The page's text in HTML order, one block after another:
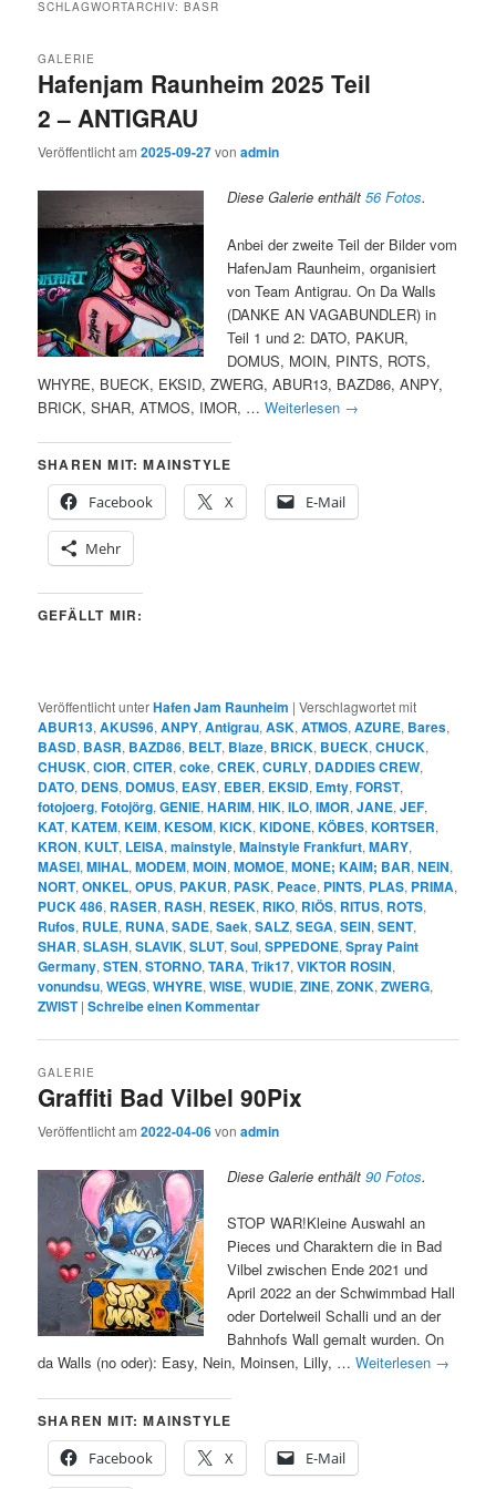
SCHLAGWORTARCHIV:BASR
Hafenjam Raunheim 2025 Teil
2 – ANTIGRAU
GALERIE
Veröffentlicht am2025-09-27vonadmin
Diese Galerie enthält56 Fotos.
Anbei der zweite Teil der Bilder vom
HafenJam Raunheim, organisiert
von Team Antigrau. On Da Walls
(DANKE AN VAGABUNDLER) in
Teil 1 und 2: DATO, PAKUR,
DOMUS, MOIN, PINTS, ROTS,
WHYRE, BUECK, EKSID, ZWERG, ABUR13, BAZD86, ANPY,
BRICK, SHAR, ATMOS, IMOR, …Weiterlesen →
SHAREN MIT: MAINSTYLE
Facebook
X E-Mail
Mehr
GEFÄLLT MIR:
Veröffentlicht unterHafen Jam Raunheim |Verschlagwortet mit
ABUR13,AKUS96,ANPY,Antigrau,ASK,ATMOS,AZURE, Bares,
BASD, BASR, BAZD86, BELT, Blaze, BRICK, BUECK,CHUCK,
CHUSK,CIOR,CITER,coke,CREK,CURLY, DADDIES CREW,
DATO, DENS, DOMUS, EASY, EBER, EKSID, Emty,FORST,
fotojoerg,Fotojörg,GENIE,HARIM,HIK,ILO,IMOR,JANE,JEF,
KAT,KATEM,KEIM,KESOM,KICK,KIDONE,KÖBES,KORTSER,
KRON,KULT, LEISA,mainstyle,Mainstyle Frankfurt,MARY,
MASEI,MIHAL,MODEM,MOIN,MOMOE,MONE; KAIM; BAR,NEIN,
NORT,ONKEL,OPUS, PAKUR, PASK, Peace, PINTS, PLAS, PRIMA,
PUCK 486, RASER, RASH, RESEK, RIKO, RIÖS, RITUS, ROTS,
Rufos, RULE, RUNA,SADE,Saek,SALZ,SEGA,SEIN,SENT,
SHAR,SLASH,SLAVIK,SLUT,Soul,SPPEDONE,Spray Paint
Germany,STEN,STORNO,TARA,Trik17,VIKTOR ROSIN,
vonundsu,WEGS,WHYRE,WISE,WUDIE,ZINE,ZONK,ZWERG,
ZWIST |Schreibe einen Kommentar
Graffiti Bad Vilbel 90Pix
GALERIE
Veröffentlicht am2022-04-06vonadmin
Diese Galerie enthält90 Fotos.
STOP WAR!Kleine Auswahl an
Pieces und Charaktern die in Bad
Vilbel zwischen Ende 2021 und
April 2022 an der Schwimmbad Hall
oder Dortelweil Schalli und an der
Bahnhofs Wall gemalt wurden. On
da Walls (no oder): Easy, Nein, Moinsen, Lilly, …Weiterlesen →
SHAREN MIT: MAINSTYLE
Facebook
X E-Mail